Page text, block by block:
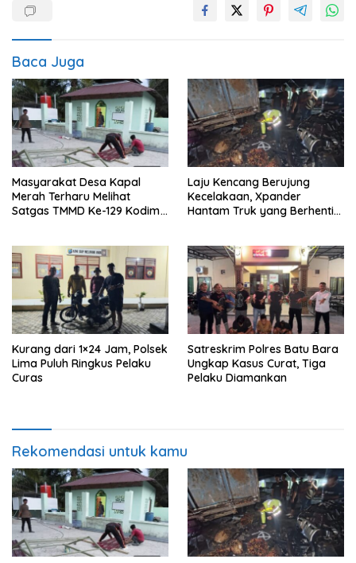
Baca Juga
Masyarakat Desa Kapal
Merah Terharu Melihat
Satgas TMMD Ke-129 Kodim
Mushollah Al Maghribi
Laju Kencang Berujung
Kecelakaan, Xpander
Hantam Truk yang Berhenti
Kurang dari 1×24 Jam, Polsek
Lima Puluh Ringkus Pelaku
Curas
Satreskrim Polres Batu Bara
Ungkap Kasus Curat, Tiga
Pelaku Diamankan
Rekomendasi untuk kamu